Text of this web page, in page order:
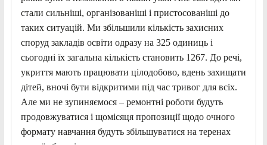
стали сильніші, організованіші і пристосованіші до
таких ситуацій. Ми збільшили кількість захисних
споруд закладів освіти одразу на 325 одиниць і
сьогодні їх загальна кількість становить 1267. До речі,
укриття мають працювати цілодобово, вдень захищати
дітей, вночі бути відкритими під час тривог для всіх.
Але ми не зупиняємося – ремонтні роботи будуть
продовжуватися і щомісяця пропозиції щодо очного
формату навчання будуть збільшуватися на теренах